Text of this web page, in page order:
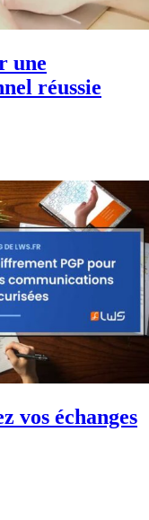
une
réussie
vos échanges